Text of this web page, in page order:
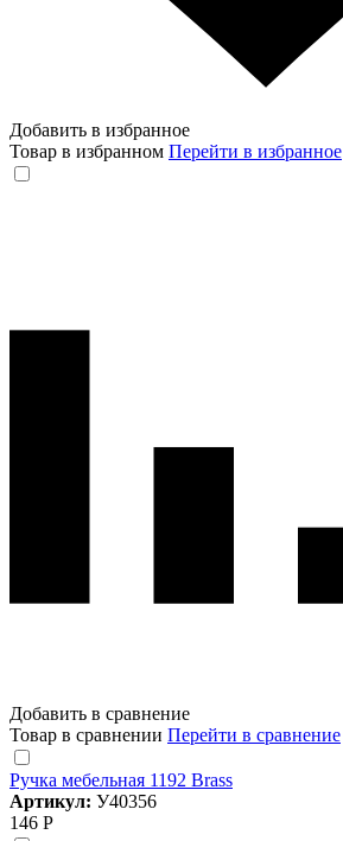
Добавить в избранное
Товар в избранном Перейти в избранное
Добавить в сравнение
Товар в сравнении Перейти в сравнение
Ручка мебельная 1192 Brass
Артикул: У40356
146 Р